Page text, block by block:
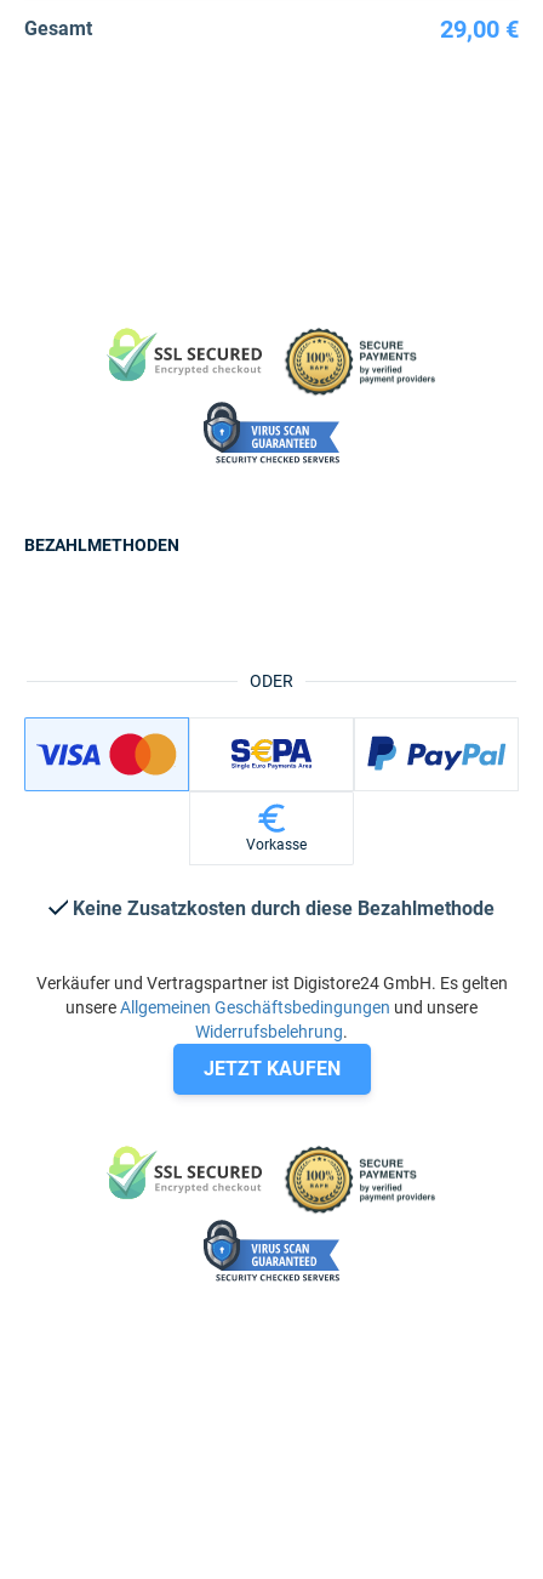
Gesamt 29,00 €
ODER
BEZAHLMETHODEN
Vorkasse
Keine Zusatzkosten durch diese Bezahlmethode
Verkäufer und Vertragspartner ist Digistore24 GmbH. Es gelten
unsereAllgemeinen Geschäftsbedingungen und unsere
Widerrufsbelehrung.
JETZT KAUFEN